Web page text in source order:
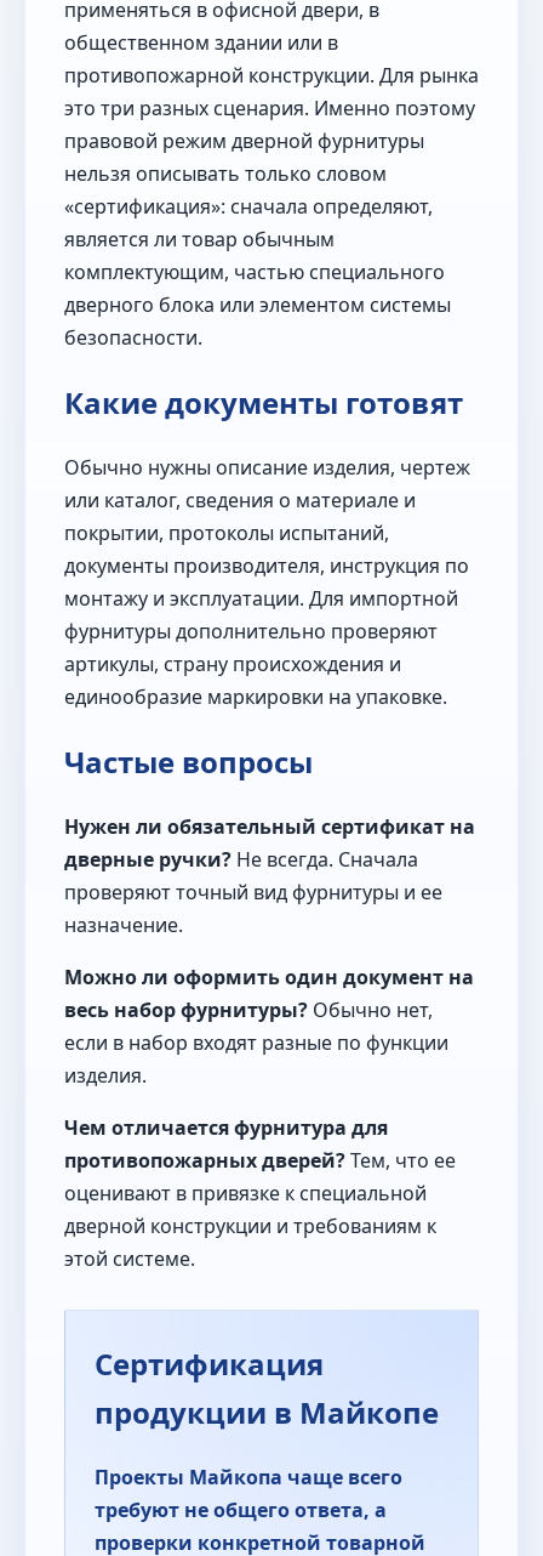
применяться в офисной двери, в
общественном здании или в
противопожарной конструкции. Для рынка
это три разных сценария. Именно поэтому
правовой режим дверной фурнитуры
нельзя описывать только словом
«сертификация»: сначала определяют,
является ли товар обычным
комплектующим, частью специального
дверного блока или элементом системы
безопасности.
Какие документы готовят
Обычно нужны описание изделия, чертеж
или каталог, сведения о материале и
покрытии, протоколы испытаний,
документы производителя, инструкция по
монтажу и эксплуатации. Для импортной
фурнитуры дополнительно проверяют
артикулы, страну происхождения и
единообразие маркировки на упаковке.
Частые вопросы
Нужен ли обязательный сертификат на
дверные ручки? Не всегда. Сначала
проверяют точный вид фурнитуры и ее
назначение.
Можно ли оформить один документ на
весь набор фурнитуры? Обычно нет,
если в набор входят разные по функции
изделия.
Чем отличается фурнитура для
противопожарных дверей?Тем, что ее
оценивают в привязке к специальной
дверной конструкции и требованиям к
этой системе.
Сертификация
продукции в Майкопе
Проекты Майкопа чаще всего
требуют не общего ответа, а
проверки конкретной товарной